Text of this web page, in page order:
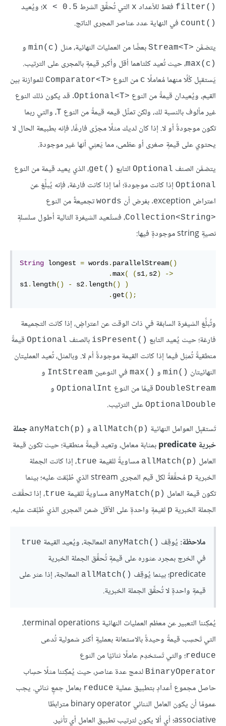
filter()‎ فقط للأعداد x التي تُحقِّق الشرط x < 0.5؛ ويُعيد
count()‎ في النهاية عدد عناصر المجرى الناتج.
يتضمَّن Stream<T>‎ بعضًا من العمليات النهائية، مثل min(c)‎ و
max(c)‎، حيث تُعيد كلتاهما أقل وأكبر قيمةٍ بالمجرى على الترتيب.
يَستقبِل كُلًا منهما مُعاملًا c من النوع Comparator<T>‎ للموازنة بين
القيم، ويُعيدان قيمةً من النوع Optional<T>‎. قد يكون ذلك النوع
غير مألوف بالنسبة لك، ولكن تمثِّل قيمه قيمةً من النوع T، والتي ربما
تكون موجودةً أو لا. إذا كان لديك مثلًا مجرًى فارغًا، فإنه بطبيعة الحال لا
يحتوي على قيمةٍ صغرى أو عظمى، مما يَعنِي أنها غير موجودة.
يتضمَّن الصنف Optional التابع get()‎، الذي يعيد قيمة من النوع
Optional إذا كانت موجودة؛ أما إذا كانت فارغة، فإنه يُبلِّغ عن
اعتراض exception. بفرض أن
words تجميعةٌ من النوع
Collection<String>‎، فستُعيد الشيفرة التالية أطول سلسلةٍ
نصيةٍ string موجودةٍ فيها:
String longest = words. parallelStream()
.max( (s1, s2)
->
s1. length() - s2. length()
)
. get();
وتُبلِّغ الشيفرة السابقة في ذات الوقت عن اعتراضٍ، إذا كانت التجميعة
فارغة؛ حيث يُعيد التابع isPresent()‎ بالصنف Optional قيمةً
منطقيةً تُمثِل فيما إذا كانت القيمة موجودةً أم لا. وبالمثل، تُعيد العمليتان
النهائيتان min()‎ و max()‎ في النوعين IntStream و
DoubleStream قيمًا من النوع OptionalInt و
OptionalDouble على الترتيب.
تَستقبِل العوامل النهائية allMatch(p)‎ و anyMatch(p)‎ جملة
خبرية predicate
بمثابة معامل، وتعيد قيمةً منطقية؛ حيث تكون قيمة
العامل allMatch(p)‎ مساويةً للقيمة true، إذا كانت الجملة
الخبرية p
مُحقِّقةً لكل قيم المجرى stream الذي طُبِّقت عليه؛ بينما
تكون قيمة العامل anyMatch(p)‎ مساويةً للقيمة true، إذا تحقَّقت
الجملة الخبرية p لقيمةٍ واحدةٍ على الأقل ضمن المجرى الذي طُبِّقت عليه.
ملاحظة: يُوقِف anyMatch()‎ المعالجة، ويُعيد القيمة true
في الخرج بمجرد عثوره على قيمةٍ تُحقِّق الجملة الخبرية
predicate؛ بينما يُوقِف
allMatch()‎ المعالجة، إذا عثر على
قيمةٍ واحدةٍ لا تُحقِّق الجملة الخبرية.
يُمكِننا التعبير عن معظم العمليات النهائية terminal operations،
التي تَحسِب قيمةً وحيدةً بالاستعانة بعمليةٍ أكثر شمولية تُدعى
reduce؛ والتي تَستخدِم عاملًا ثنائيًا من النوع
BinaryOperator لدمج عدة عناصر، حيث يُمكِننا مثلًا حسِاب
حاصل مجموع أعدادٍ بتطبيق عملية reduce بعامل جمعٍ ثنائي. يجب
عمومًا أن يكون العامل الثنائي binary operator مترابطًا
associative؛ أي ألا يكون لترتيب تطبيق العامل أي تأثير.